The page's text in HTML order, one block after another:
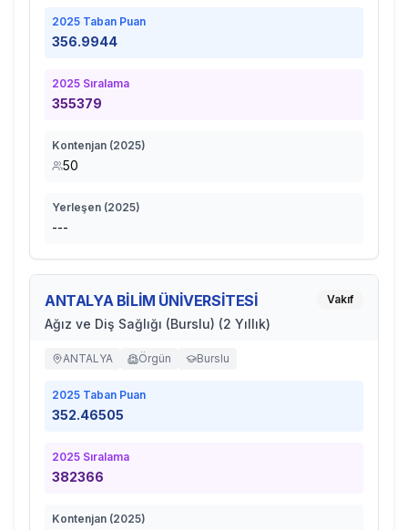
2025 Taban Puan
356.9944
2025 Sıralama
355379
Kontenjan (2025)
50
Yerleşen (2025)
---
ANTALYA BİLİM ÜNİVERSİTESİ
Ağız ve Diş Sağlığı (Burslu) (2 Yıllık)
Vakıf
ANTALYA Örgün Burslu
2025 Taban Puan
352.46505
2025 Sıralama
382366
Kontenjan (2025)